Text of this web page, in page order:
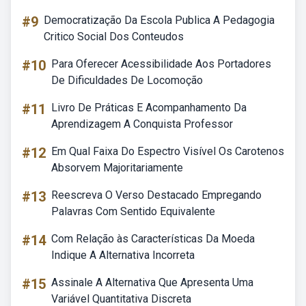
#9 Democratização Da Escola Publica A Pedagogia
Critico Social Dos Conteudos
#10 Para Oferecer Acessibilidade Aos Portadores
De Dificuldades De Locomoção
#11
Livro De Práticas E Acompanhamento Da
Aprendizagem A Conquista Professor
#12 Em Qual Faixa Do Espectro Visível Os Carotenos
Absorvem Majoritariamente
#13 Reescreva O Verso Destacado Empregando
Palavras Com Sentido Equivalente
#14 Com Relação às Características Da Moeda
Indique A Alternativa Incorreta
#15 Assinale A Alternativa Que Apresenta Uma
Variável Quantitativa Discreta